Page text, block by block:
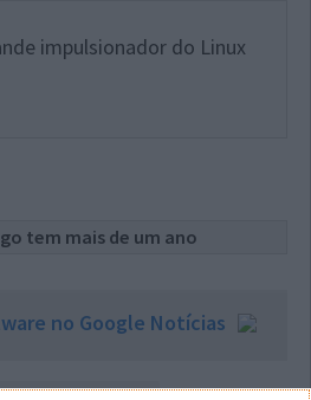
impulsionador do Linux
tem mais de um ano
no Google Notícias
faça uma sugestão